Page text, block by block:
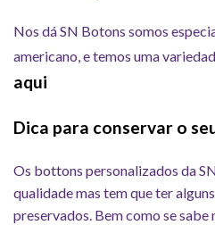
Nos dá SN Botons somos
americano, e temos uma
aqui
Dica para conservar o
Os bottons personalizados da
qualidade mas tem que ter
preservados. Bem como se sabe